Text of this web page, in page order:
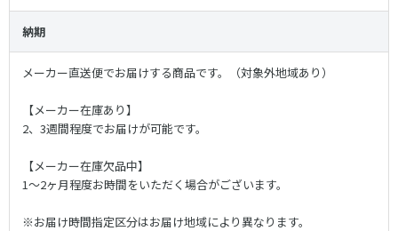
納期
メーカー直送便でお届けする商品です。（対象外地域あり）
【メーカー在庫あり】
2、3週間程度でお届けが可能です。
【メーカー在庫欠品中】
1〜2ヶ月程度お時間をいただく場合がございます。
※お届け時間指定区分はお届け地域により異なります。